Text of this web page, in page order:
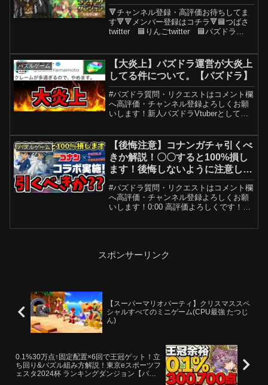
ズ攻略動画】#パズドラ #ランダ
ン
🔻チャンネル登録・高評価お待ちしてま
す🔻🔻メンバー登録はコチラ🔻🟦つばさ
twitter 🟦りんごtwitter 🟦パズドラ
✉メール t...
パズルゲーム
【大炎上】パズドラ運営が大炎上
してる件について。【パズドラ】
#パズドラ質問・リクエストはコメント欄
へ高評価・チャンネル登録よろしくお願
いします！新人パズドラVtuberとしてデ
供：株式会社アイ...
パズルゲーム
【後悔注意】コナンガチャ引くべ
きか解説！〇〇すると100%損し
ます！後悔しないように注意して
ください！【パズドラ】
#パズドラ質問・リクエストはコメント欄
へ高評価・チャンネル登録よろしくお願
いします！0:00 高評価よろしくです！
スポンサーリンク
【スーパーマリオパーティ】クリスマススペ
シャルすべてのミニゲーム(CPU最強 たつじ
ん)
0.1%30万点↑固定配置×6回で王冠ゲット！立
ち回り&パズル組み方解説！東京eスポーツフ
ェスタ2024杯 ランキングダンジョン【パズ